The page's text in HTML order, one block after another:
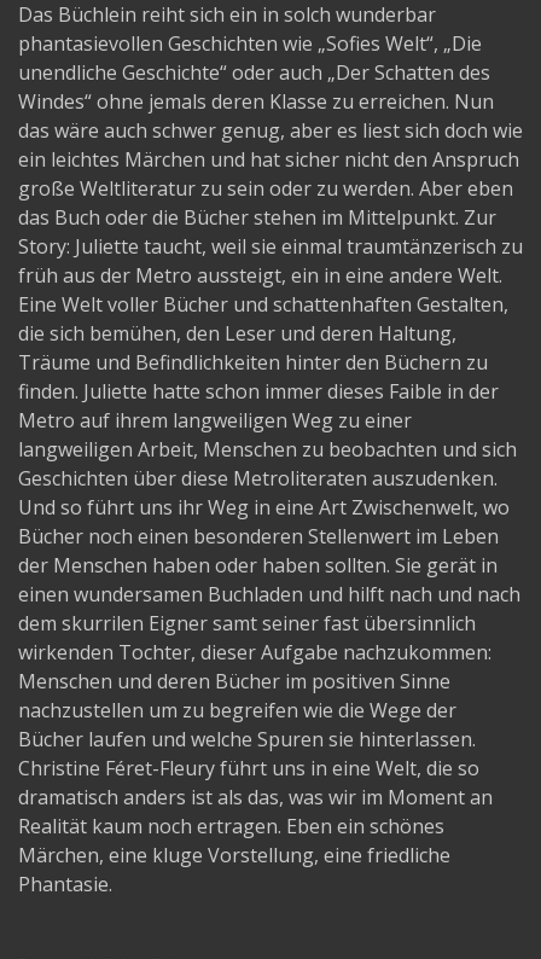
Das Büchlein reiht sich ein in solch wunderbar
phantasievollen Geschichten wie „Sofies Welt“, „Die
unendliche Geschichte“ oder auch „Der Schatten des
Windes“ ohne jemals deren Klasse zu erreichen. Nun
das wäre auch schwer genug, aber es liest sich doch wie
ein leichtes Märchen und hat sicher nicht den Anspruch
große Weltliteratur zu sein oder zu werden. Aber eben
das Buch oder die Bücher stehen im Mittelpunkt. Zur
Story: Juliette taucht, weil sie einmal traumtänzerisch zu
früh aus der Metro aussteigt, ein in eine andere Welt.
Eine Welt voller Bücher und schattenhaften Gestalten,
die sich bemühen, den Leser und deren Haltung,
Träume und Befindlichkeiten hinter den Büchern zu
finden. Juliette hatte schon immer dieses Faible in der
Metro auf ihrem langweiligen Weg zu einer
langweiligen Arbeit, Menschen zu beobachten und sich
Geschichten über diese Metroliteraten auszudenken.
Und so führt uns ihr Weg in eine Art Zwischenwelt, wo
Bücher noch einen besonderen Stellenwert im Leben
der Menschen haben oder haben sollten. Sie gerät in
einen wundersamen Buchladen und hilft nach und nach
dem skurrilen Eigner samt seiner fast übersinnlich
wirkenden Tochter, dieser Aufgabe nachzukommen:
Menschen und deren Bücher im positiven Sinne
nachzustellen um zu begreifen wie die Wege der
Bücher laufen und welche Spuren sie hinterlassen.
Christine Féret-Fleury führt uns in eine Welt, die so
dramatisch anders ist als das, was wir im Moment an
Realität kaum noch ertragen. Eben ein schönes
Märchen, eine kluge Vorstellung, eine friedliche
Phantasie.